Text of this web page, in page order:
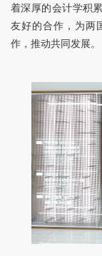
着深厚的会计学积
友好的合作，为两
作，推动共同发展。